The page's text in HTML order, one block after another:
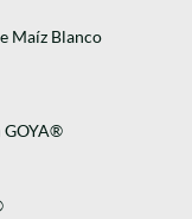
Maíz Blanco
GOYA®